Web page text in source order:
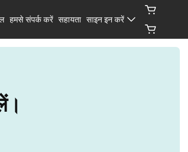
हमसे संपर्क करें सहायता साइन इन करें